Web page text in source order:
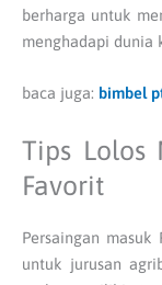
berharga untuk
menghadapi dunia
baca juga: bimbel
Tips Lolos
Favorit
Persaingan
untuk jurusan